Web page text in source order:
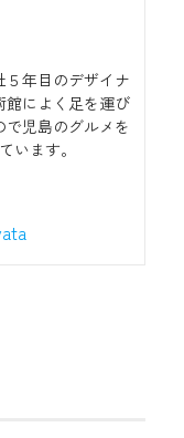
年目のデザイナ
館によく足を運び
児島のグルメを
います。